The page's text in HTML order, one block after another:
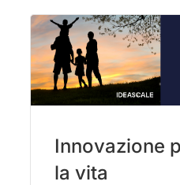
Innovazione
la vita